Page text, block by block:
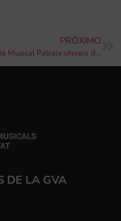
PRÓXIMO
L’Agrupació Musical Patraix ofereix diumenge un concert al Mercat de Colon
DE LA GVA